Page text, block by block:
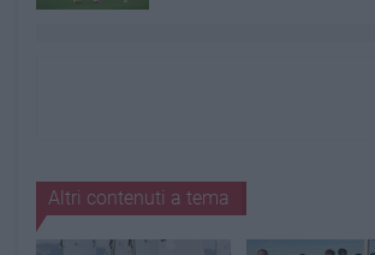
Altri contenuti a tema